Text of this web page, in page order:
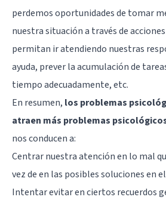
perdemos oportunidades de tomar
nuestra situación a través de
permitan ir atendiendo nuestras
ayuda, prever la acumulación de
tiempo adecuadamente, etc.
En resumen, los problemas
atraen más problemas
nos conducen a:
Centrar nuestra atención en lo mal
vez de en las posibles soluciones en
Intentar evitar en ciertos recuerdos